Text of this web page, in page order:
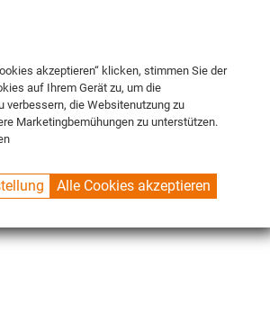
LINE BROSSES
akzeptieren“ klicken, stimmen Sie der
auf Ihrem Gerät zu, um die
verbessern, die Websitenutzung zu
Marketingbemühungen zu unterstützen.
Alle Cookies akzeptieren